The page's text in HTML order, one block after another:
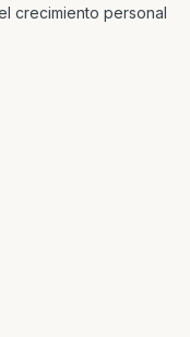
crecimiento personal